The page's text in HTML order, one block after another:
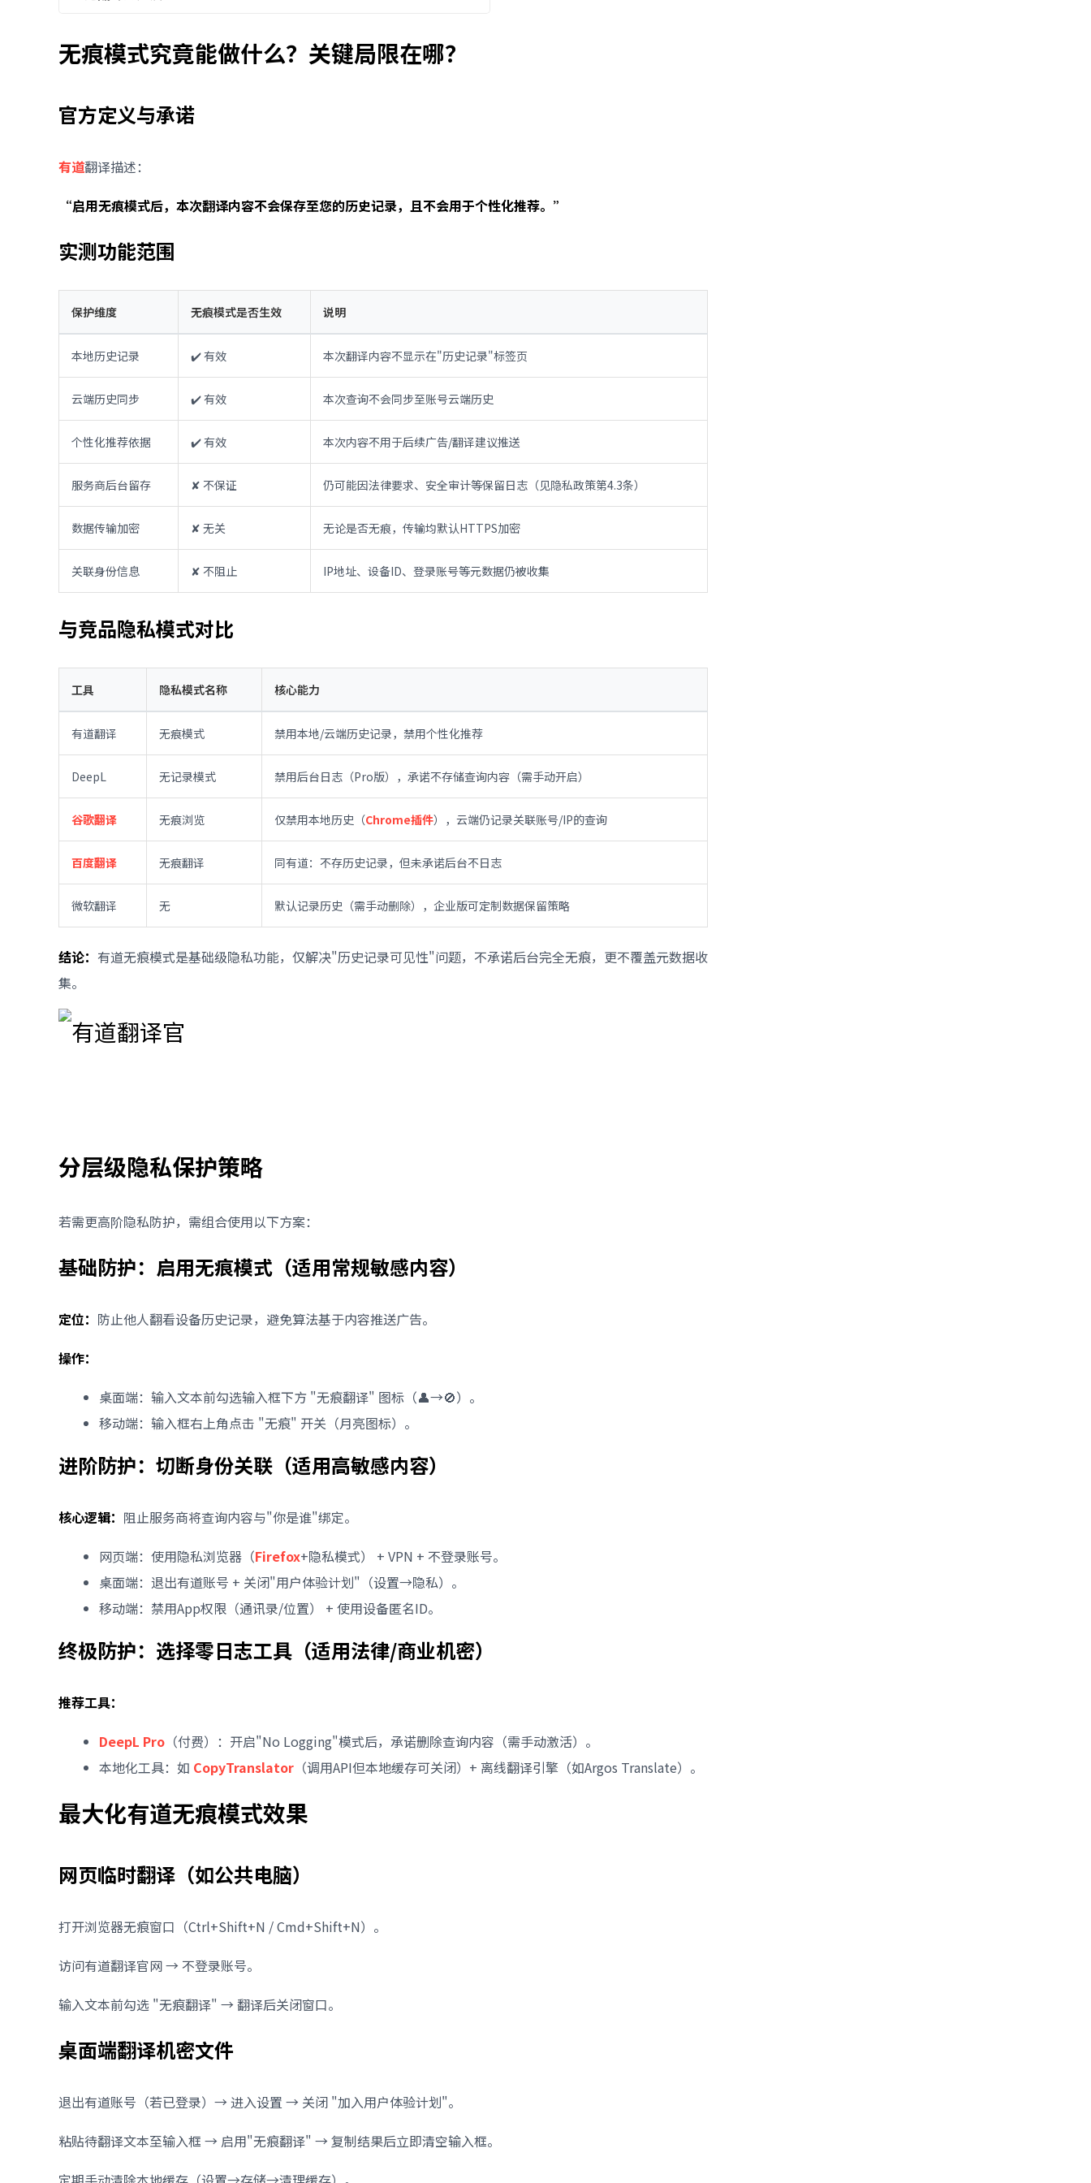
无痕模式究竟能做什么？关键局限在哪？
官方定义与承诺
有道翻译描述：
“启用无痕模式后，本次翻译内容不会保存至您的历史记录，且不会用于个性化推荐。”
实测功能范围
保护维度 无痕模式是否生效 说明
本地历史记录 ✔️ 有效 本次翻译内容不显示在"历史记录"标签页
云端历史同步 ✔️ 有效 本次查询不会同步至账号云端历史
个性化推荐依据 ✔️ 有效 本次内容不用于后续广告/翻译建议推送
服务商后台留存 ✘ 不保证 仍可能因法律要求、安全审计等保留日志（见隐私政策第4.3条）
数据传输加密 ✘ 无关 无论是否无痕，传输均默认HTTPS加密
关联身份信息 ✘ 不阻止 IP地址、设备ID、登录账号等元数据仍被收集
与竞品隐私模式对比
工具 隐私模式名称 核心能力
有道翻译 无痕模式 禁用本地/云端历史记录，禁用个性化推荐
DeepL 无记录模式 禁用后台日志（Pro版），承诺不存储查询内容（需手动开启）
谷歌翻译 无痕浏览 仅禁用本地历史（Chrome插件），云端仍记录关联账号/IP的查询
百度翻译 无痕翻译 同有道：不存历史记录，但未承诺后台不日志
微软翻译 无 默认记录历史（需手动删除），企业版可定制数据保留策略
结论： 有道无痕模式是基础级隐私功能，仅解决"历史记录可见性"问题，不承诺后台完全无痕，更不覆盖元数据收
集。
分层级隐私保护策略
若需更高阶隐私防护，需组合使用以下方案：
基础防护：启用无痕模式（适用常规敏感内容）
定位： 防止他人翻看设备历史记录，避免算法基于内容推送广告。
操作：
桌面端：输入文本前勾选输入框下方 "无痕翻译" 图标（👤→🚫）。
移动端：输入框右上角点击 "无痕" 开关（月亮图标）。
进阶防护：切断身份关联（适用高敏感内容）
核心逻辑： 阻止服务商将查询内容与"你是谁"绑定。
网页端：使用隐私浏览器（Firefox+隐私模式） + VPN + 不登录账号。
桌面端：退出有道账号 + 关闭"用户体验计划"（设置→隐私）。
移动端：禁用App权限（通讯录/位置） + 使用设备匿名ID。
终极防护：选择零日志工具（适用法律/商业机密）
推荐工具：
DeepL Pro （付费）：开启"No Logging"模式后，承诺删除查询内容（需手动激活）。
本地化工具：如 CopyTranslator （调用API但本地缓存可关闭）+ 离线翻译引擎（如Argos Translate）。
最大化有道无痕模式效果
网页临时翻译（如公共电脑）
打开浏览器无痕窗口（Ctrl+Shift+N / Cmd+Shift+N）。
访问有道翻译官网 → 不登录账号。
输入文本前勾选 "无痕翻译" → 翻译后关闭窗口。
桌面端翻译机密文件
退出有道账号（若已登录）→ 进入设置 → 关闭 "加入用户体验计划"。
粘贴待翻译文本至输入框 → 启用"无痕翻译" → 复制结果后立即清空输入框。